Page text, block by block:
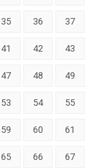
35 36 37
41 42 43
47 48 49
53 54 55
59 60 61
65 66 67